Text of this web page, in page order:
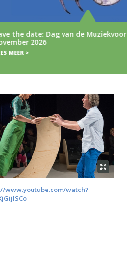
op 3
De
www.youtube.com/watch?